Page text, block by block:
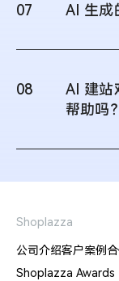
07 AI 生成
08
AI 建站
帮助吗？
Shoplazza
公司介绍客户案例
Shoplazza Awards